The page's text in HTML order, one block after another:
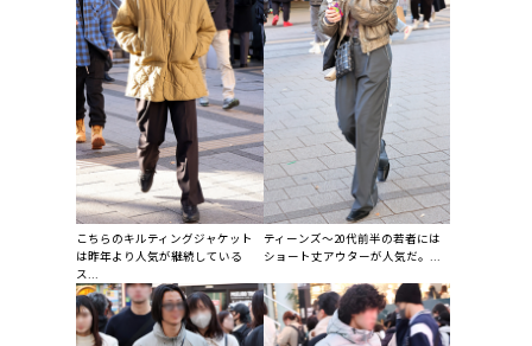
こちらのキルティングジャケット
は昨年より人気が継続している
ス...
ティーンズ～20代前半の若者には
ショート丈アウターが人気だ。...